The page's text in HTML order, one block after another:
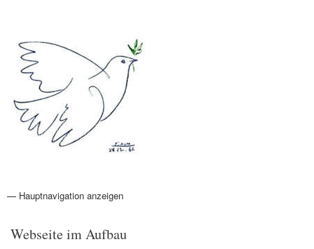
Hauptnavigation
— Hauptnavigation anzeigen
Aktionen
Friedensbewegung
Friedensprojekte
Home
Konflikte
Links
Narichtenlinks
News
Politik
Termine
Texte
Kunst
Friedensexperten
Friedensforschung
Friedensinitiativen
Friedensnachrichten
Webseite im Aufbau